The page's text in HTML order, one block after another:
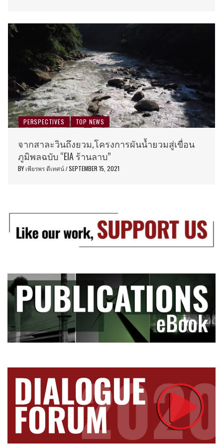
PERSPECTIVES TOP NEWS
จากสาละวินถึงยวม,โครงการผันน้ำยวมสู่เขื่อน
ภูมิพลฉบับ “EIA ร้านลาบ”
BY เพียรพร ดีเทศน์ / SEPTEMBER 15, 2021